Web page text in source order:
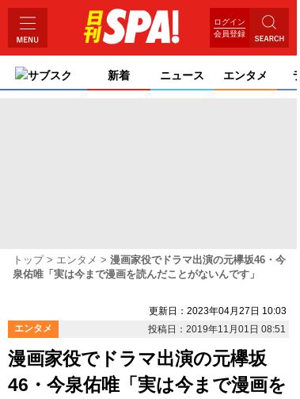
ログイン
会員登録
サブスク 新着 ニュース エンタメ
トップ エンタメ
漫画家役でドラマ出演の元欅坂46・今
泉佑唯「実は今まで漫画を読んだことがないんです」
更新日：2023年04月27日 10:03
エンタメ
投稿日：2019年11月01日 08:51
漫画家役でドラマ出演の元欅坂
46・今泉佑唯「実は今まで漫画を